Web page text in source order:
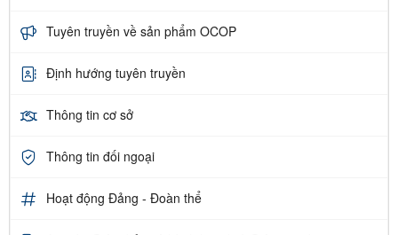
Tuyên truyền về sản phẩm OCOP
Định hướng tuyên truyền
Thông tin cơ sở
Thông tin đối ngoại
Hoạt động Đảng - Đoàn thể